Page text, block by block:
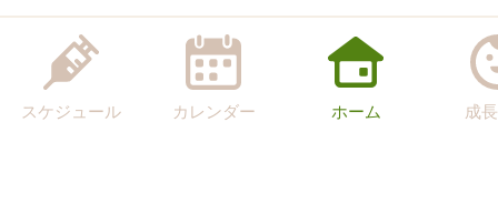
スケジュール カレンダー ホーム 成